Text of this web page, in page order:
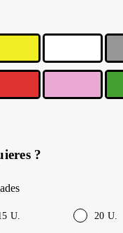
?
U. 20 U.